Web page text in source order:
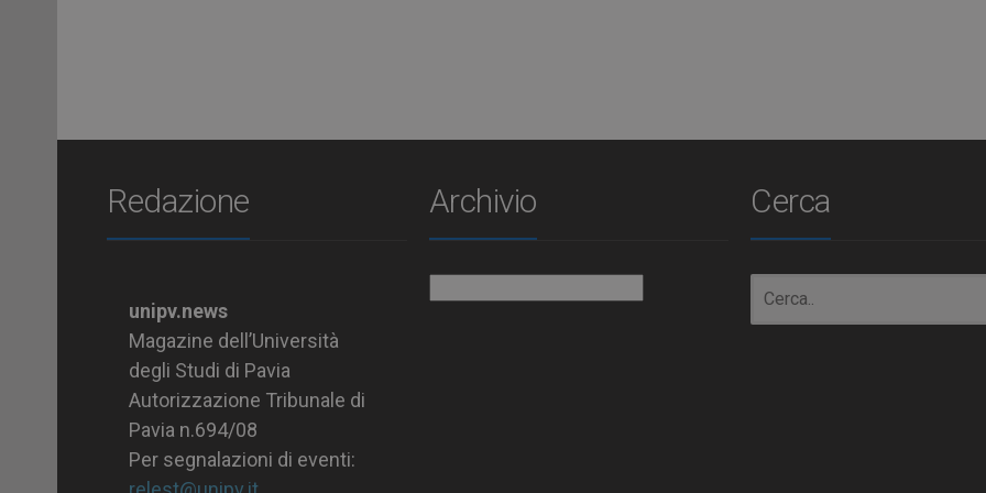
Redazione
unipv.news
Magazine dell’Università
degli Studi di Pavia
Autorizzazione Tribunale di
Pavia n.694/08
Per segnalazioni di eventi:
Archivio Cerca